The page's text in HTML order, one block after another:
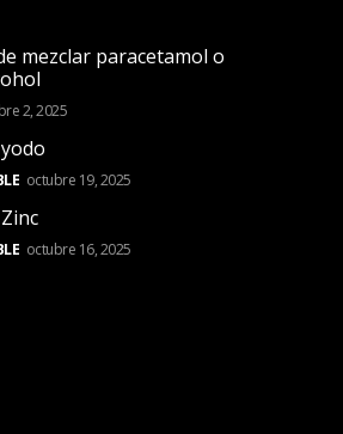
mezclar paracetamol o
2, 2025
octubre 19, 2025
octubre 16, 2025